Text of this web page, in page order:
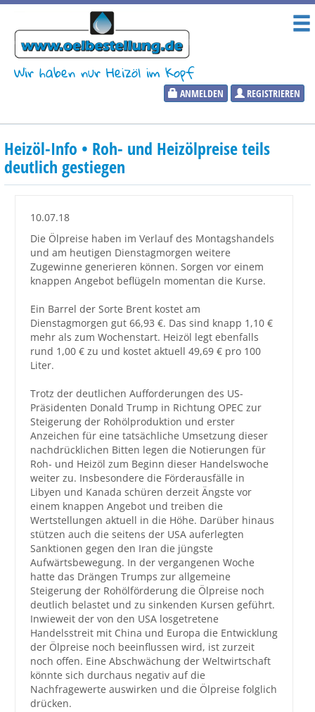
Wir haben nur Heizöl im Kopf
ANMELDEN REGISTRIEREN
Heizölpreise
Aktueller Heizölpreis
Marktinformationen
Großbestellungen
Service
Händler
Hilfe und Kontakt
Shop
Heizöl-Info • Roh- und Heizölpreise teils
deutlich gestiegen
10.07.18
Die Ölpreise haben im Verlauf des Montagshandels
und am heutigen Dienstagmorgen weitere
Zugewinne generieren können. Sorgen vor einem
knappen Angebot beflügeln momentan die Kurse.
Ein Barrel der Sorte Brent kostet am
Dienstagmorgen gut 66,93 €. Das sind knapp 1,10 €
mehr als zum Wochenstart. Heizöl legt ebenfalls
rund 1,00 € zu und kostet aktuell 49,69 € pro 100
Liter.
Trotz der deutlichen Aufforderungen des US-
Präsidenten Donald Trump in Richtung OPEC zur
Steigerung der Rohölproduktion und erster
Anzeichen für eine tatsächliche Umsetzung dieser
nachdrücklichen Bitten legen die Notierungen für
Roh- und Heizöl zum Beginn dieser Handelswoche
weiter zu. Insbesondere die Förderausfälle in
Libyen und Kanada schüren derzeit Ängste vor
einem knappen Angebot und treiben die
Wertstellungen aktuell in die Höhe. Darüber hinaus
stützen auch die seitens der USA auferlegten
Sanktionen gegen den Iran die jüngste
Aufwärtsbewegung. In der vergangenen Woche
hatte das Drängen Trumps zur allgemeine
Steigerung der Rohölförderung die Ölpreise noch
deutlich belastet und zu sinkenden Kursen geführt.
Inwieweit der von den USA losgetretene
Handelsstreit mit China und Europa die Entwicklung
der Ölpreise noch beeinflussen wird, ist zurzeit
noch offen. Eine Abschwächung der Weltwirtschaft
könnte sich durchaus negativ auf die
Nachfragewerte auswirken und die Ölpreise folglich
drücken.